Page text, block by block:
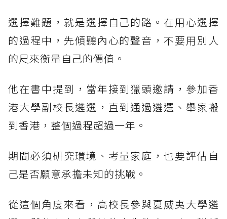
選擇難題，就是選擇自己的路。在用心選擇
的過程中，先傾聽內心的聲音，不要用別人
的尺來衡量自己的價值。
他在書中提到，當年接到獵頭邀請，參加香
港大學副校長遴選，直到通過遴選、舉家搬
到香港，整個過程超過一年。
期間必須研究環境、考量家庭，也要評估自
己是否願意承擔未知的挑戰。
從這個角度來看，高校長參與夏威夷大學遴